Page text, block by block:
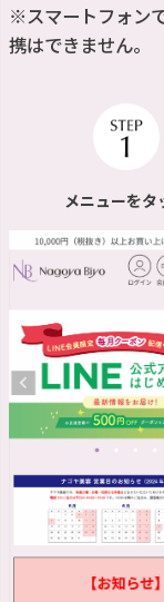
※スマートフォン
携はできません。
メニューをタ